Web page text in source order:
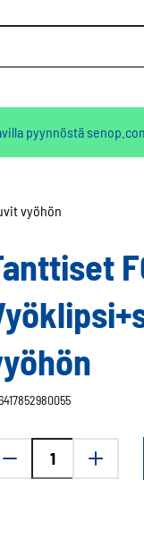
pyynnöstä
vyöhön